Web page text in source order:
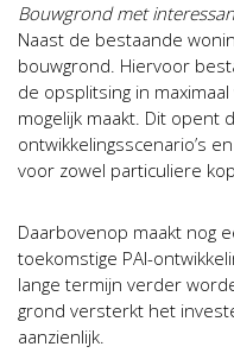
Bouwgrond met
Naast de bestaande
bouwgrond. Hiervoor
de opsplitsing in
mogelijk maakt. Dit opent
ontwikkelingsscenario’s
voor zowel particuliere
Daarbovenop maakt nog
toekomstige PAI-
lange termijn verder
grond versterkt het
aanzienlijk.